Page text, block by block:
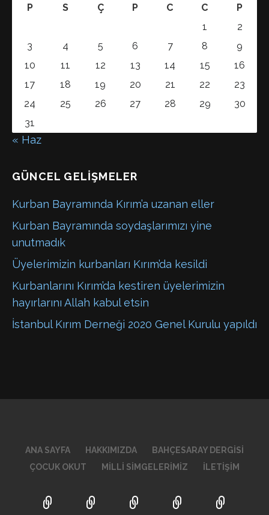
P S Ç P C C
P
1
2
3
4 5 6 7 8
9
10
11 12 13 14 15
16
17
18 19 20 21 22
23
24
25 26 27 28 29
30
31
« Haz
GÜNCEL GELIŞMELER
Kurban Bayramında Kırım’a uzanan eller
Kurban Bayramında soydaşlarımızı yine
unutmadık
Üyelerimizin kurbanları Kırım’da kesildi
Kurbanlarını Kırım’da kestiren üyelerimizin
hayırlarını Allah kabul etsin
İstanbul Kırım Derneği 2020 Genel Kurulu yapıldı
ANA SAYFA HAKKIMIZDA
BAHÇESARAY DERGISI
ÇOCUK OKUT
MILLI SIMGELERIMIZ İLETIŞIM